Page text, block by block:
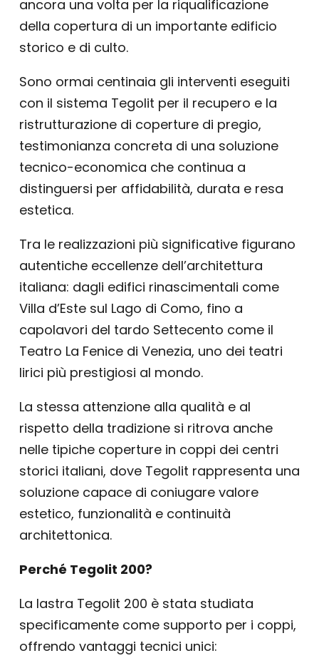
ancora una volta per la riqualificazione
della copertura di un importante edificio
storico e di culto.
Sono ormai centinaia gli interventi eseguiti
con il sistema Tegolit per il recupero e la
ristrutturazione di coperture di pregio,
testimonianza concreta di una soluzione
tecnico-economica che continua a
distinguersi per affidabilità, durata e resa
estetica.
Tra le realizzazioni più significative figurano
autentiche eccellenze dell’architettura
italiana: dagli edifici rinascimentali come
Villa d’Este sul Lago di Como, fino a
capolavori del tardo Settecento come il
Teatro La Fenice di Venezia, uno dei teatri
lirici più prestigiosi al mondo.
La stessa attenzione alla qualità e al
rispetto della tradizione si ritrova anche
nelle tipiche coperture in coppi dei centri
storici italiani, dove Tegolit rappresenta una
soluzione capace di coniugare valore
estetico, funzionalità e continuità
architettonica.
Perché Tegolit 200?
La lastra Tegolit 200 è stata studiata
specificamente come supporto per i coppi,
offrendo vantaggi tecnici unici: